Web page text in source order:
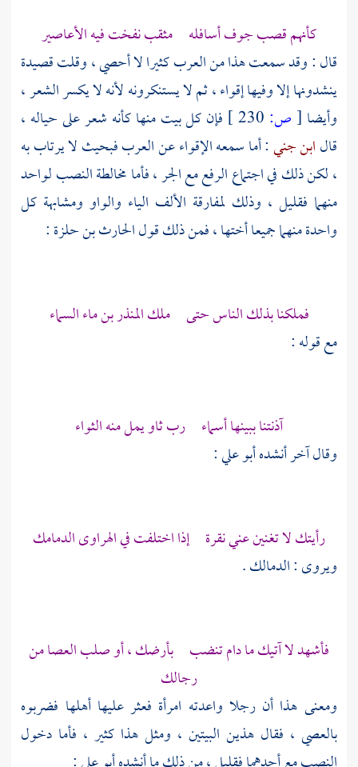
كأنهم قصب جوف أسافله مثقب نفخت فيه الأعاصير
قال : وقد سمعت هذا من العرب كثيرا لا أحصي ، وقلت قصيدة
ينشدونها إلا وفيها إقواء ، ثم لا يستنكرونه لأنه لا يكسر الشعر ،
وأيضا [ص:
فإن كل بيت منها كأنه شعر على حياله ،
قالابن جني: أما سمعه الإقواء عن العرب فبحيث لا يرتاب به
، لكن ذلك في اجتماع الرفع مع الجر ، فأما مخالطة النصب لواحد
منهما فقليل ، وذلك لمفارقة الألف الياء والواو ومشابهة كل
واحدة منهما جميعا أختها ، فمن ذلك قولالحارث بن حلزة:
فملكنا بذلك الناس حتى ملكالمنذر بن ماء السماء
مع قوله :
آذنتنا ببينها أسماء رب ثاو يمل منه الثواء
وقال آخر أنشدهأبو علي:
رأيتك لا تغنين عني نقرة إذا اختلفت في الهراوى الدمامك
ويروى : الدمالك .
فأشهد لا آتيك ما دام تنضب بأرضك ، أو صلب العصا من
رجالك
ومعنى هذا أن رجلا واعدته امرأة فعثر عليها أهلها فضربوه
بالعصي ، فقال هذين البيتين ، ومثل هذا كثير ، فأما دخول